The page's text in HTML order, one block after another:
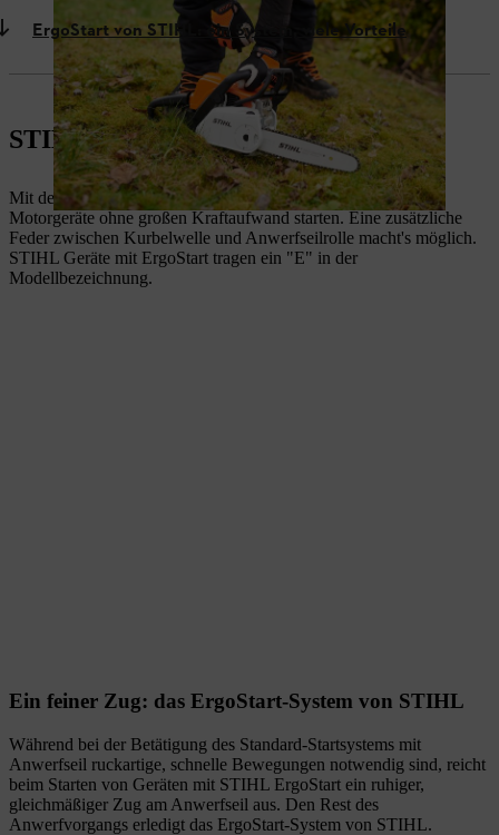
ErgoStart von STIHL: ein System, viele Vorteile
STIHL ErgoStart: Was ist das?
Mit dem innovativen STIHL ErgoStart können Sie STIHL
Motorgeräte ohne großen Kraftaufwand starten. Eine zusätzliche
Feder zwischen Kurbelwelle und Anwerfseilrolle macht's möglich.
STIHL Geräte mit ErgoStart tragen ein "E" in der
Modellbezeichnung.
Ein feiner Zug: das ErgoStart-System von STIHL
Während bei der Betätigung des Standard-Startsystems mit
Anwerfseil ruckartige, schnelle Bewegungen notwendig sind, reicht
beim Starten von Geräten mit STIHL ErgoStart ein ruhiger,
gleichmäßiger Zug am Anwerfseil aus. Den Rest des
Anwerfvorgangs erledigt das ErgoStart-System von STIHL.